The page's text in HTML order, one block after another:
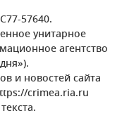
57640.
унитарное
агентство
и новостей сайта
crimea.ria.ru